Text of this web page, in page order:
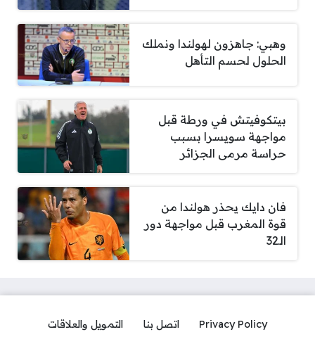
وهبي: جاهزون لهولندا ونملك
الحلول لحسم التأهل
بيتكوفيتش في ورطة قبل
مواجهة سويسرا بسبب
حراسة مرمى الجزائر
فان دايك يحذر هولندا من
قوة المغرب قبل مواجهة دور
الـ32
Privacy Policy اتصل بنا التمويل والعلاقات